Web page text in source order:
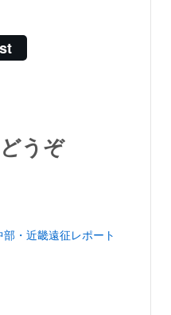
うぞ
部・近畿遠征レポート